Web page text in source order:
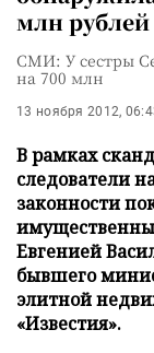
млн рублей
СМИ: У сестры
на 700 млн
13 ноября 2012,
В рамках
следователи
законности
Евгенией
бывшего
элитной
«Известия».